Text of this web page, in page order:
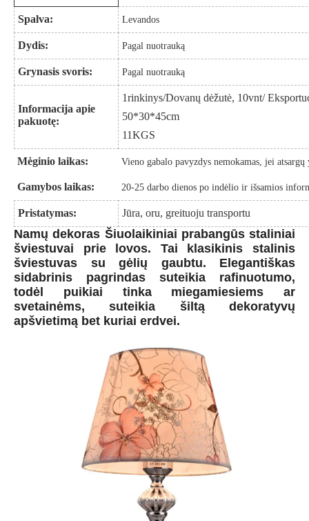
Spalva: Levandos
Dydis: Pagal nuotrauką
Grynasis svoris: Pagal nuotrauką
Informacija apie
pakuotę:
1rinkinys/Dovanų dėžutė, 10vnt/
50*30*45cm
11KGS
Mėginio laikas: Vieno gabalo pavyzdys nemokamas, jei atsargų
Gamybos laikas: 20-25 darbo dienos po indėlio ir išsamios
Pristatymas: Jūra, oru, greituoju transportu
Namų dekoras Šiuolaikiniai prabangūs staliniai
šviestuvai prie lovos. Tai klasikinis stalinis
šviestuvas su gėlių gaubtu. Elegantiškas
sidabrinis pagrindas suteikia rafinuotumo,
todėl puikiai tinka miegamiesiems ar
svetainėms, suteikia šiltą dekoratyvų
apšvietimą bet kuriai erdvei.